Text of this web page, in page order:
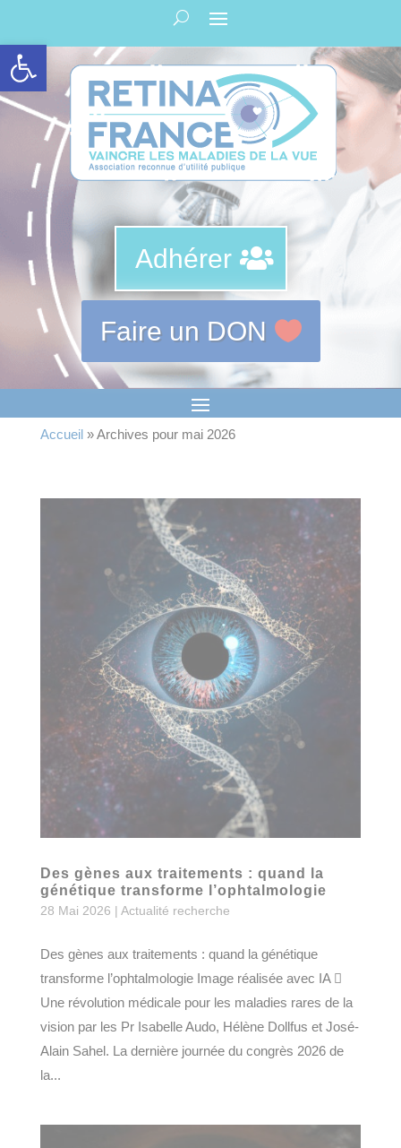
Panneau de gestion des cookies
Ouvrir la barre d’outils
Adhérer
Faire un DON
Accueil»Archives pour mai 2026
Des gènes aux traitements : quand la
génétique transforme l’ophtalmologie
28 Mai 2026 | Actualité recherche
Des gènes aux traitements : quand la génétique
transforme l’ophtalmologie Image réalisée avec IA 
Une révolution médicale pour les maladies rares de la
vision par les Pr Isabelle Audo, Hélène Dollfus et José-
Alain Sahel. La dernière journée du congrès 2026 de
la...